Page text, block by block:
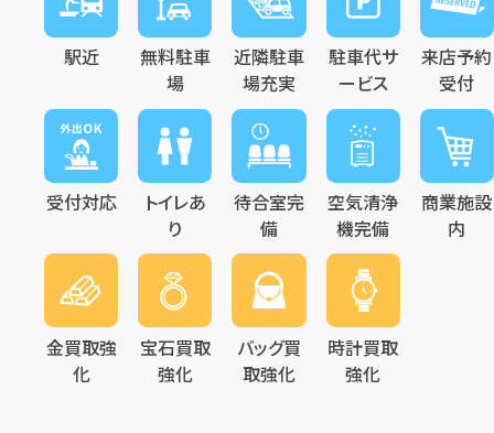
駅近
無料駐車
場
近隣駐車
場充実
駐車代サ
ービス
来店予約
受付
受付対応
トイレあ
り
待合室完
備
空気清浄
機完備
商業施設
内
金買取強
化
宝石買取
強化
バッグ買
取強化
時計買取
強化